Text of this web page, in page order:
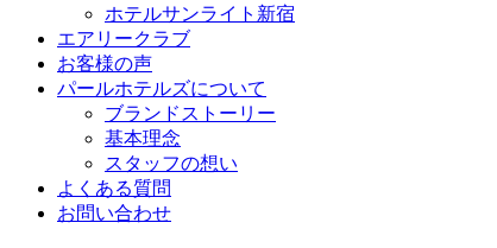
ホテルサンライト新宿
エアリークラブ
お客様の声
パールホテルズについて
ブランドストーリー
基本理念
スタッフの想い
よくある質問
お問い合わせ